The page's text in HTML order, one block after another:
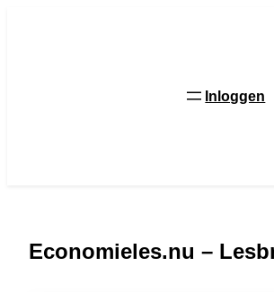
Inloggen
Economieles.nu –